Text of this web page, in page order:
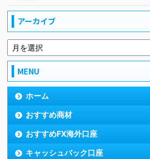
アーカイブ
MENU
ホーム
おすすめ商材
おすすめFX海外口座
キャッシュバック口座